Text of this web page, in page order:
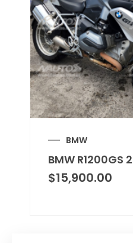
BMW
BMW R1200GS
$15,900.00